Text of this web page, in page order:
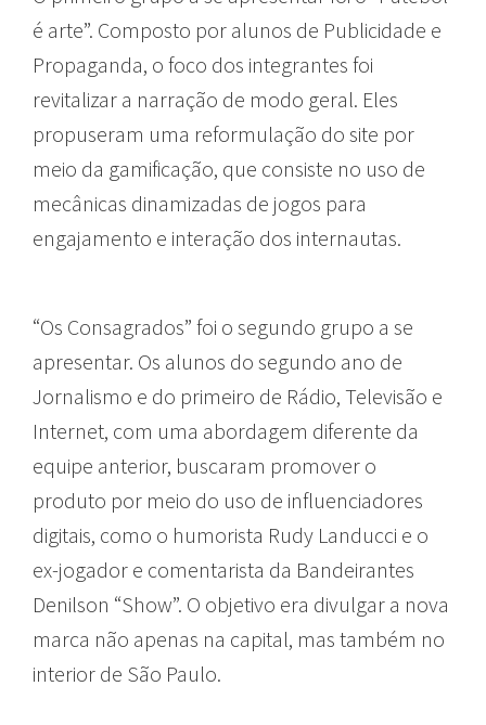
é arte”. Composto por alunos de Publicidade e
Propaganda, o foco dos integrantes foi
revitalizar a narração de modo geral. Eles
propuseram uma reformulação do site por
meio da gamificação, que consiste no uso de
mecânicas dinamizadas de jogos para
engajamento e interação dos internautas.
“Os Consagrados” foi o segundo grupo a se
apresentar. Os alunos do segundo ano de
Jornalismo e do primeiro de Rádio, Televisão e
Internet, com uma abordagem diferente da
equipe anterior, buscaram promover o
produto por meio do uso de influenciadores
digitais, como o humorista Rudy Landucci e o
ex-jogador e comentarista da Bandeirantes
Denilson “Show”. O objetivo era divulgar a nova
marca não apenas na capital, mas também no
interior de São Paulo.